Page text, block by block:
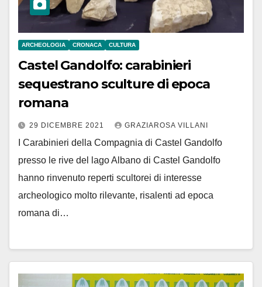
ARCHEOLOGIA CRONACA CULTURA
Castel Gandolfo: carabinieri
sequestrano sculture di epoca
romana
29 DICEMBRE 2021 GRAZIAROSA VILLANI
I Carabinieri della Compagnia di Castel Gandolfo
presso le rive del lago Albano di Castel Gandolfo
hanno rinvenuto reperti scultorei di interesse
archeologico molto rilevante, risalenti ad epoca
romana di…